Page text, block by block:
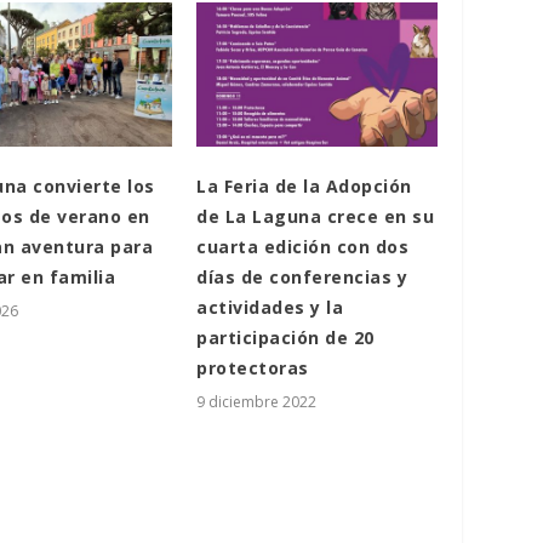
convierte los
de verano en
aventura para
en familia
La Feria de la Adopción
de La Laguna crece en su
cuarta edición con dos
días de conferencias y
actividades y la
participación de 20
protectoras
9 diciembre 2022